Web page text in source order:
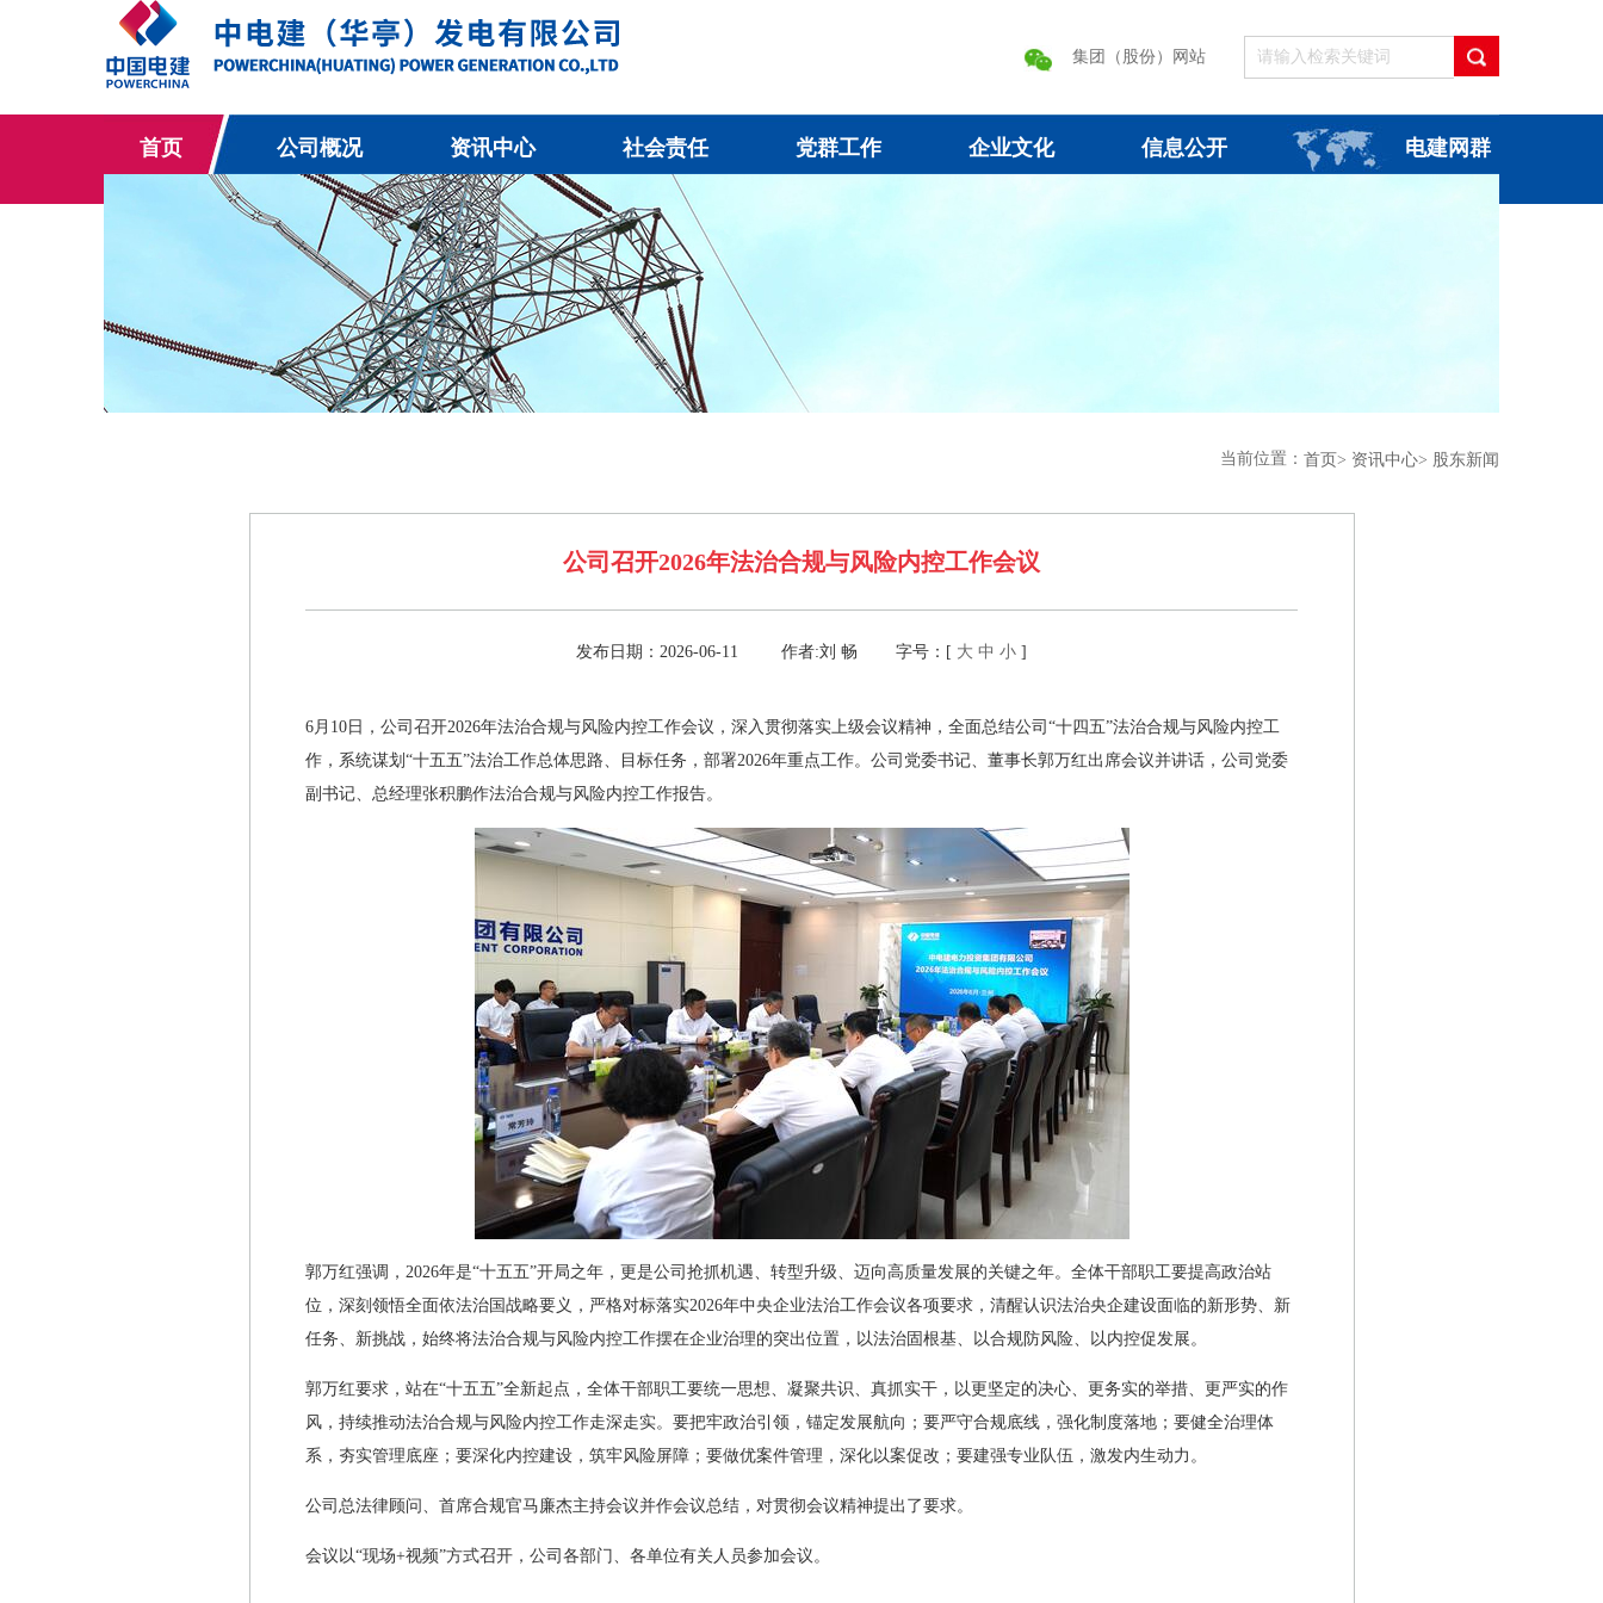
集团（股份）网站
首页 公司概况 资讯中心 社会责任 党群工作 企业文化 信息公开 电建网群
当前位置： 首页 > 资讯中心> 股东新闻
公司召开2026年法治合规与风险内控工作会议
发布日期：2026-06-11 作者:刘 畅 字号：[ 大 中 小 ]
6月10日，公司召开2026年法治合规与风险内控工作会议，深入贯彻落实上级会议精神，全面总结公司“十四五”法治合规与风险内控工
作，系统谋划“十五五”法治工作总体思路、目标任务，部署2026年重点工作。公司党委书记、董事长郭万红出席会议并讲话，公司党委
副书记、总经理张积鹏作法治合规与风险内控工作报告。
郭万红强调，2026年是“十五五”开局之年，更是公司抢抓机遇、转型升级、迈向高质量发展的关键之年。全体干部职工要提高政治站
位，深刻领悟全面依法治国战略要义，严格对标落实2026年中央企业法治工作会议各项要求，清醒认识法治央企建设面临的新形势、新
任务、新挑战，始终将法治合规与风险内控工作摆在企业治理的突出位置，以法治固根基、以合规防风险、以内控促发展。
郭万红要求，站在“十五五”全新起点，全体干部职工要统一思想、凝聚共识、真抓实干，以更坚定的决心、更务实的举措、更严实的作
风，持续推动法治合规与风险内控工作走深走实。要把牢政治引领，锚定发展航向；要严守合规底线，强化制度落地；要健全治理体
系，夯实管理底座；要深化内控建设，筑牢风险屏障；要做优案件管理，深化以案促改；要建强专业队伍，激发内生动力。
公司总法律顾问、首席合规官马廉杰主持会议并作会议总结，对贯彻会议精神提出了要求。
会议以“现场+视频”方式召开，公司各部门、各单位有关人员参加会议。